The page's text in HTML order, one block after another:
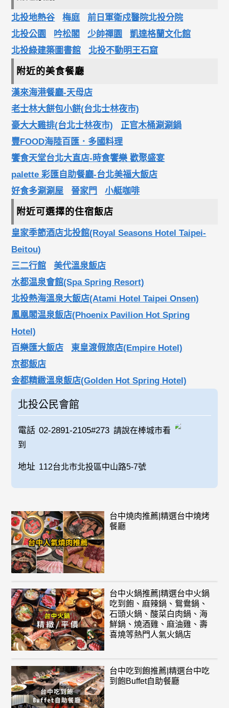
北投地熱谷 梅庭
前日軍衛戍醫院北投分院
北投公園
吟松閣 少帥禪園
凱達格蘭文化館
北投綠建築圖書館
北投不動明王石窟
附近的美食餐廳
漢來海港餐廳-天母店
老士林大餅包小餅(台北士林夜市)
豪大大雞排(台北士林夜市)
正官木桶涮涮鍋
豐FOOD海陸百匯．多國料理
饗食天堂台北大直店-時食饗樂 歡聚盛宴
palette 彩匯自助餐廳-台北美福大飯店
好食多涮涮屋
晉家門 小艇咖啡
附近可選擇的住宿飯店
皇家季節酒店北投館(Royal Seasons Hotel Taipei-
Beitou)
三二行館
美代溫泉飯店
水都温泉會館(Spa Spring Resort)
北投熱海溫泉大飯店(Atami Hotel Taipei Onsen)
鳳凰閣温泉飯店(Phoenix Pavilion Hot Spring
Hotel)
百樂匯大飯店
東皇渡假旅店(Empire Hotel)
京都飯店
金都精緻溫泉飯店(Golden Hot Spring Hotel)
北投公民會館
電話 02-2891-2105#273 請說在棒城市看
到
地址 112台北市北投區中山路5-7號
台中燒肉推薦|精選台中燒烤
餐廳
台中火鍋推薦|精選台中火鍋
吃到飽、麻辣鍋、鴛鴦鍋、
石頭火鍋、酸菜白肉鍋、海
鮮鍋、燒酒雞、麻油雞、壽
喜燒等熱門人氣火鍋店
台中吃到飽推薦|精選台中吃
到飽Buffet自助餐廳